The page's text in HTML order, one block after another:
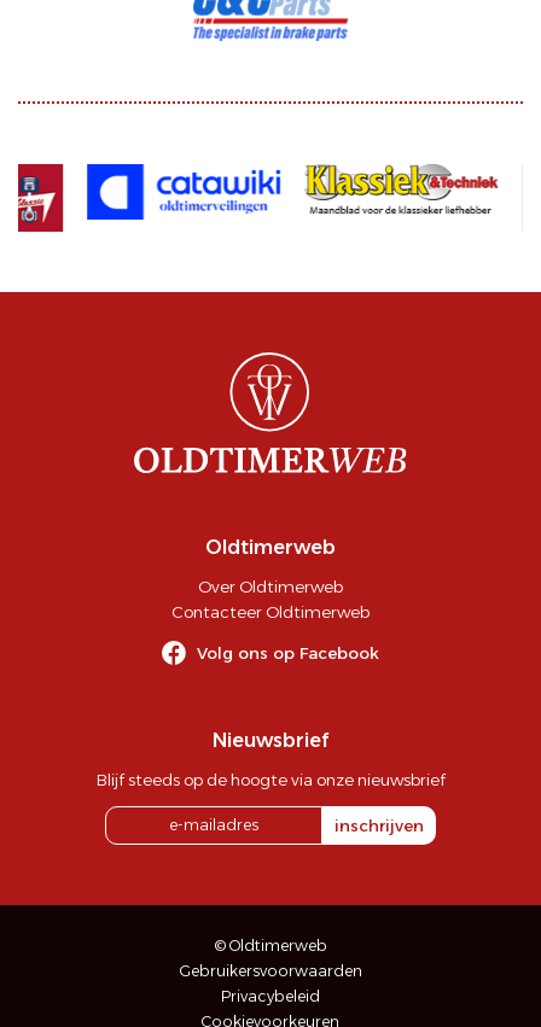
Oldtimerweb
Over Oldtimerweb
Contacteer Oldtimerweb
Volg ons op Facebook
Nieuwsbrief
Blijf steeds op de hoogte via onze nieuwsbrief
inschrijven
© Oldtimerweb
Gebruikersvoorwaarden
Privacybeleid
Cookievoorkeuren